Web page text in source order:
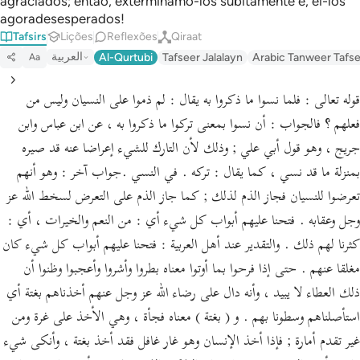
agoradesesperados!
Tafsirs Lições Reflexões Qiraat
Aa العربية Al-Qurtubi Tafseer Jalalayn Arabic Tanweer
قوله تعالى : فلما نسوا ما ذكروا به يقال : لم ذموا على النسيان وليس من
فعلهم ؟ فالجواب : أن نسوا بمعنى تركوا ما ذكروا به ، عن ابن عباس وابن
جريج ، وهو قول أبي علي ; وذلك لأن التارك للشيء إعراضا عنه قد صيره
بمنزلة ما قد نسي ، كما يقال : تركه . في النسي .جواب آخر : وهو أنهم
تعرضوا للنسيان فجاز الذم لذلك ; كما جاز الذم على التعرض لسخط الله عز
وجل وعقابه . فتحنا عليهم أبواب كل شيء أي : من النعم والخيرات ، أي :
كثرنا لهم ذلك . والتقدير عند أهل العربية : فتحنا عليهم أبواب كل شيء كان
مغلقا عنهم . حتى إذا فرحوا بما أوتوا معناه بطروا وأشروا وأعجبوا وظنوا أن
ذلك العطاء لا يبيد ، وأنه دال على رضاء الله عز وجل عنهم أخذناهم بغتة أي
استأصلناهم وسطونا بهم . و ( بغتة ) معناه فجأة ، وهي الأخذ على غرة ومن
غير تقدم أمارة ; فإذا أخذ الإنسان وهو غار غافل فقد أخذ بغتة ، وأنكى شيء